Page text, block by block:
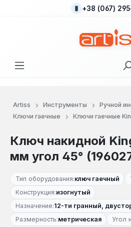
Перейти к основному+38 (067)
Artiss Инструменты
Ручной
Ключи гаечные
Ключи гаечные
Ключ накидной
мм угол 45°
Тип оборудования:ключ гаечный
Конструкция:изогнутый
Назначение:12-ти гранный,
Размерность:метрическая Угол